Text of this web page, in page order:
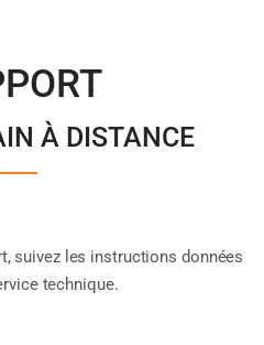
À DISTANCE
suivez les instructions données
technique.